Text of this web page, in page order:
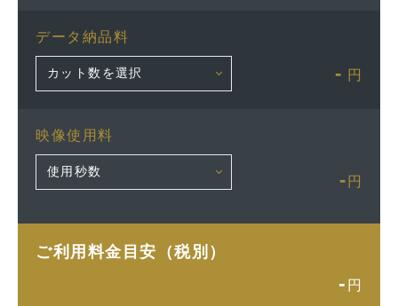
データ納品料
- 円
映像使用料
- 円
ご利用料金目安（税別）
- 円